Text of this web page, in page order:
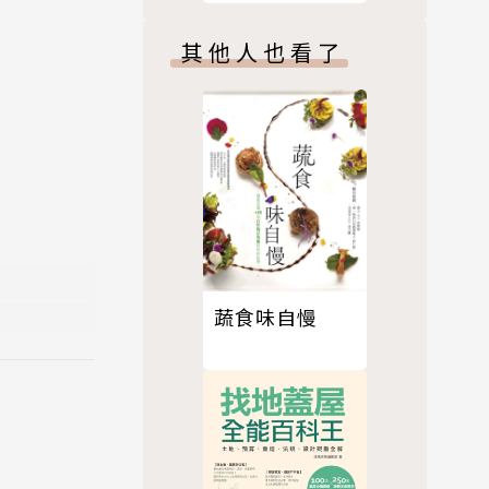
轉。但
大一新
學，世
特約主
其他人也看了
蔬食味自慢